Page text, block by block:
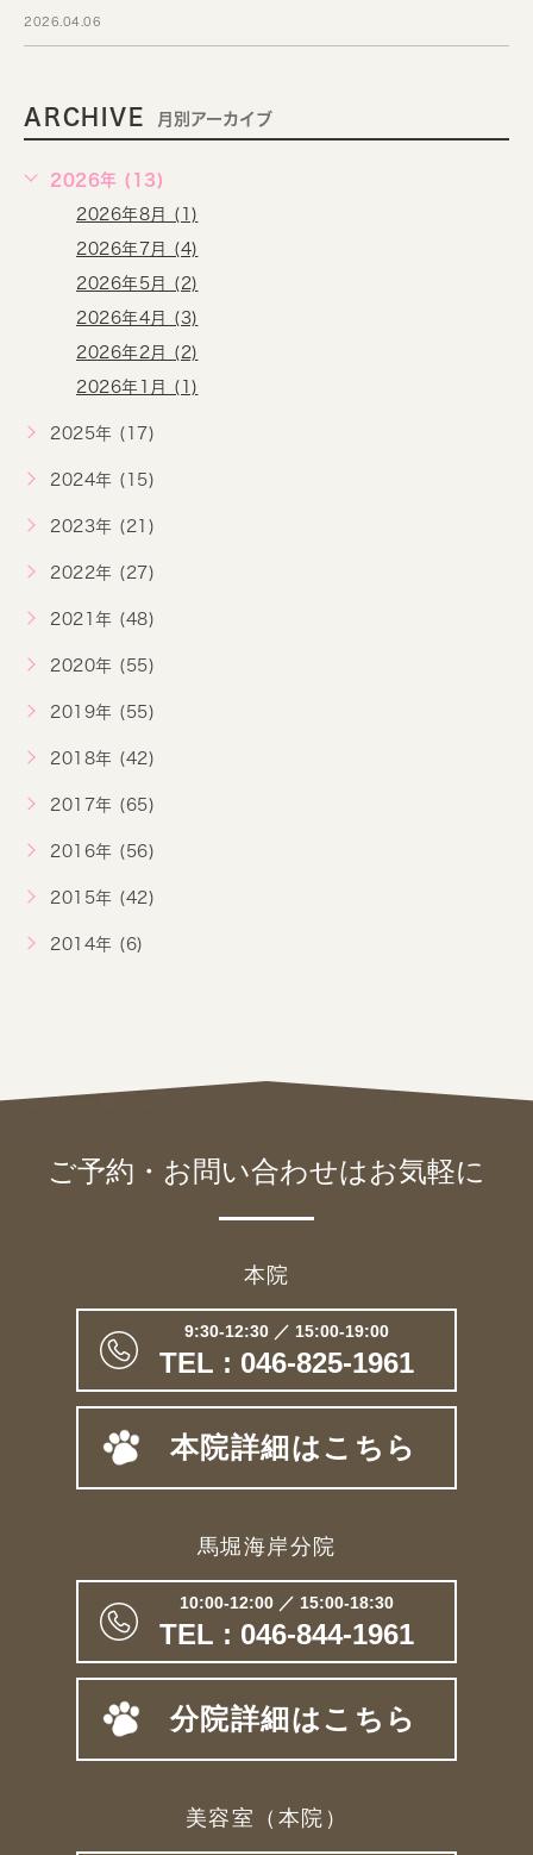
2026.04.06
ARCHIVE 月別アーカイブ
2026年 (13)
2026年8月 (1)
2026年7月 (4)
2026年5月 (2)
2026年4月 (3)
2026年2月 (2)
2026年1月 (1)
2025年 (17)
2024年 (15)
2023年 (21)
2022年 (27)
2021年 (48)
2020年 (55)
2019年 (55)
2018年 (42)
2017年 (65)
2016年 (56)
2015年 (42)
2014年 (6)
ご予約・お問い合わせはお気軽に
本院
9:30-12:30 ／ 15:00-19:00
TEL : 046-825-1961
本院詳細はこちら
馬堀海岸分院
10:00-12:00 ／ 15:00-18:30
TEL : 046-844-1961
分院詳細はこちら
美容室（本院）